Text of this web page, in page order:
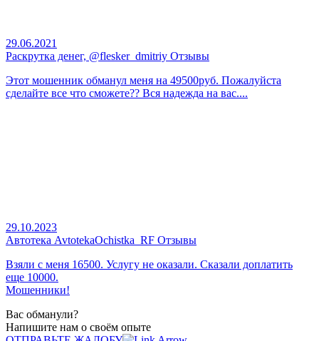
29.06.2021
Раскрутка денег, @flesker_dmitriy Отзывы
Этот мошенник обманул меня на 49500руб. Пожалуйста
сделайте все что сможете?? Вся надежда на вас....
29.10.2023
Автотека AvtotekaOchistka_RF Отзывы
Взяли с меня 16500. Услугу не оказали. Сказали доплатить
еще 10000.
Мошенники!
Вас обманули?
Напишите нам о своём опыте